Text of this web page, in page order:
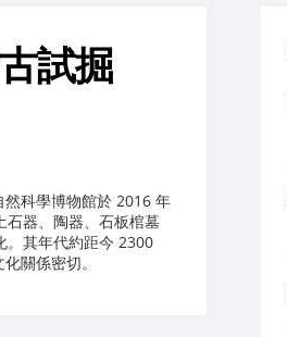
試掘
科學博物館於 2016 年
石器、陶器、石板棺墓
。其年代約距今 2300
關係密切。